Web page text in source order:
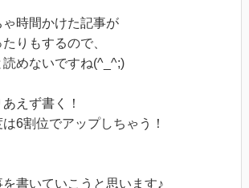
時間かけた記事が
りもするので、
めないですね(^_^;)
えず書く！
は6割位でアップしちゃう！
書いていこうと思います♪